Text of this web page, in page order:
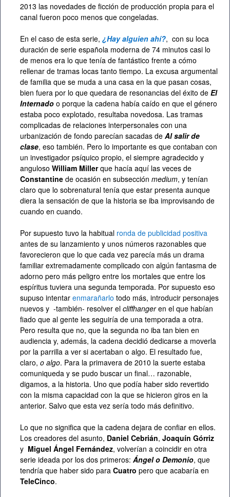
2013 las novedades de ficción de producción propia para el
canal fueron poco menos que congeladas.
En el caso de esta serie, ¿Hay alguien ahí?, con su loca
duración de serie española moderna de 74 minutos casi lo
de menos era lo que tenía de fantástico frente a cómo
rellenar de tramas locas tanto tiempo. La excusa argumental
de familia que se muda a una casa en la que pasan cosas,
bien fuera por lo que quedara de resonancias del éxito de El
Internado o porque la cadena había caído en que el género
estaba poco explotado, resultaba novedosa. Las tramas
complicadas de relaciones interpersonales con una
urbanización de fondo parecían sacadas de Al salir de
clase, eso también. Pero lo importante es que contaban con
un investigador psíquico propio, el siempre agradecido y
anguloso William Millerque hacía aquí las veces de
Constantine de ocasión en subsección medium, y tenían
claro que lo sobrenatural tenía que estar presenta aunque
diera la sensación de que la historia se iba improvisando de
cuando en cuando.
Por supuesto tuvo la habitual ronda de publicidad positiva
antes de su lanzamiento y unos números razonables que
favorecieron que lo que cada vez parecía más un drama
familiar extremadamente complicado con algún fantasma de
adorno pero más peligro entre los mortales que entre los
espíritus tuviera una segunda temporada. Por supuesto eso
supuso intentar enmarañarlo todo más, introducir personajes
nuevos y -también- resolver el cliffhangeren el que habían
fiado que al gente les seguiría de una temporada a otra.
Pero resulta que no, que la segunda no iba tan bien en
audiencia y, además, la cadena decidió dedicarse a moverla
por la parrilla a ver si acertaban o algo. El resultado fue,
claro, o algo. Para la primavera de 2010 la suerte estaba
comuniqueda y se pudo buscar un final… razonable,
digamos, a la historia. Uno que podía haber sido revertido
con la misma capacidad con la que se hicieron giros en la
anterior. Salvo que esta vez sería todo más definitivo.
Lo que no significa que la cadena dejara de confiar en ellos.
Los creadores del asunto, Daniel Cebrián, Joaquín Górriz
y Miguel Ángel Fernández, volverían a coincidir en otra
serie ideada por los dos primeros: Ángel o Demonio, que
tendría que haber sido para Cuatro pero que acabaría en
TeleCinco.